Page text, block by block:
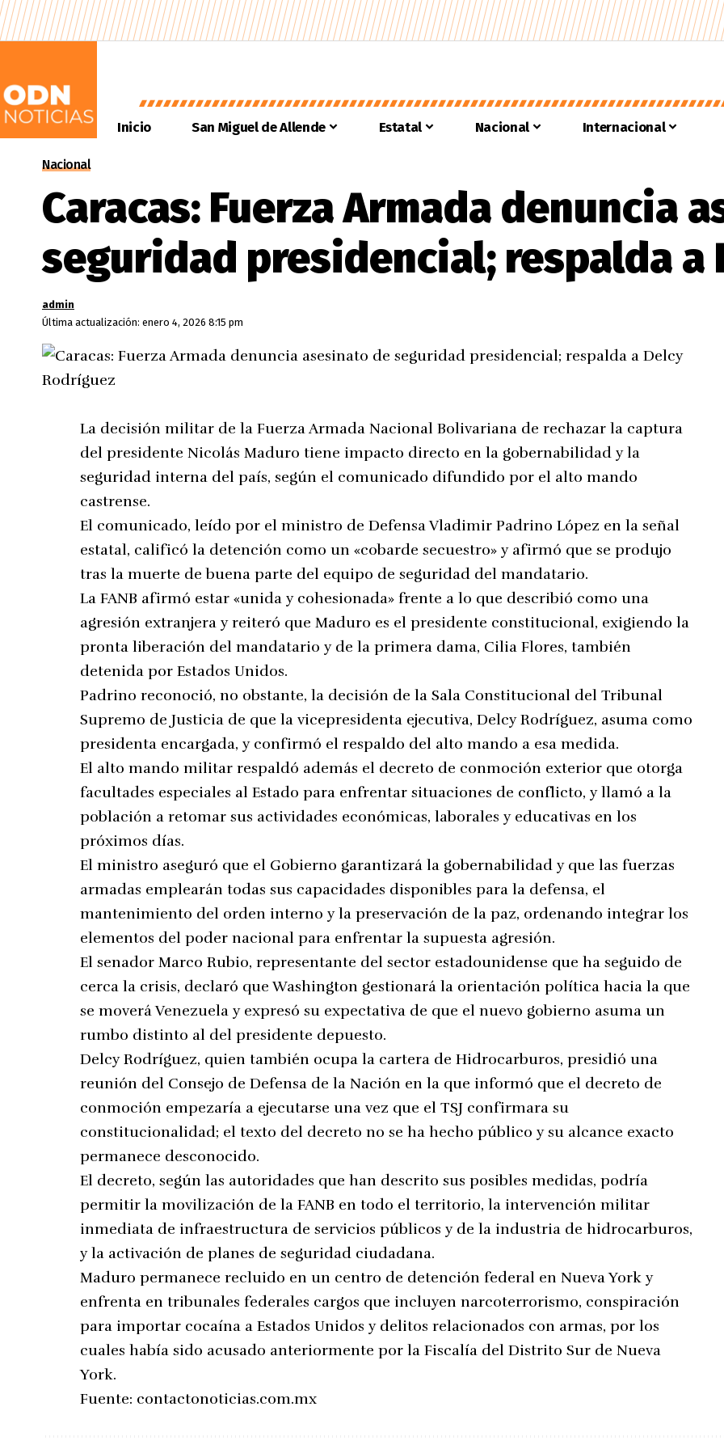
Inicio San Miguel de Allende Estatal Nacional Internacional
Nacional
Caracas: Fuerza Armada denuncia
seguridad presidencial; respalda a
Última actualización: enero 4, 2026 8:15 pm
admin
La decisión militar de la Fuerza Armada Nacional Bolivariana de rechazar la captura
del presidente Nicolás Maduro tiene impacto directo en la gobernabilidad y la
seguridad interna del país, según el comunicado difundido por el alto mando
castrense.
El comunicado, leído por el ministro de Defensa Vladimir Padrino López en la señal
estatal, calificó la detención como un «cobarde secuestro» y afirmó que se produjo
tras la muerte de buena parte del equipo de seguridad del mandatario.
La FANB afirmó estar «unida y cohesionada» frente a lo que describió como una
agresión extranjera y reiteró que Maduro es el presidente constitucional, exigiendo la
pronta liberación del mandatario y de la primera dama, Cilia Flores, también
detenida por Estados Unidos.
Padrino reconoció, no obstante, la decisión de la Sala Constitucional del Tribunal
Supremo de Justicia de que la vicepresidenta ejecutiva, Delcy Rodríguez, asuma como
presidenta encargada, y confirmó el respaldo del alto mando a esa medida.
El alto mando militar respaldó además el decreto de conmoción exterior que otorga
facultades especiales al Estado para enfrentar situaciones de conflicto, y llamó a la
población a retomar sus actividades económicas, laborales y educativas en los
próximos días.
El ministro aseguró que el Gobierno garantizará la gobernabilidad y que las fuerzas
armadas emplearán todas sus capacidades disponibles para la defensa, el
mantenimiento del orden interno y la preservación de la paz, ordenando integrar los
elementos del poder nacional para enfrentar la supuesta agresión.
El senador Marco Rubio, representante del sector estadounidense que ha seguido de
cerca la crisis, declaró que Washington gestionará la orientación política hacia la que
se moverá Venezuela y expresó su expectativa de que el nuevo gobierno asuma un
rumbo distinto al del presidente depuesto.
Delcy Rodríguez, quien también ocupa la cartera de Hidrocarburos, presidió una
reunión del Consejo de Defensa de la Nación en la que informó que el decreto de
conmoción empezaría a ejecutarse una vez que el TSJ confirmara su
constitucionalidad; el texto del decreto no se ha hecho público y su alcance exacto
permanece desconocido.
El decreto, según las autoridades que han descrito sus posibles medidas, podría
permitir la movilización de la FANB en todo el territorio, la intervención militar
inmediata de infraestructura de servicios públicos y de la industria de hidrocarburos,
y la activación de planes de seguridad ciudadana.
Maduro permanece recluido en un centro de detención federal en Nueva York y
enfrenta en tribunales federales cargos que incluyen narcoterrorismo, conspiración
para importar cocaína a Estados Unidos y delitos relacionados con armas, por los
cuales había sido acusado anteriormente por la Fiscalía del Distrito Sur de Nueva
York.
Fuente: contactonoticias.com.mx